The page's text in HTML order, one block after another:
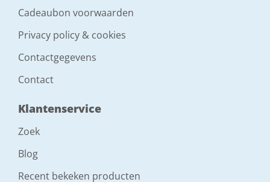
Cadeaubon voorwaarden
Privacy policy & cookies
Contactgegevens
Contact
Klantenservice
Zoek
Blog
Recent bekeken producten